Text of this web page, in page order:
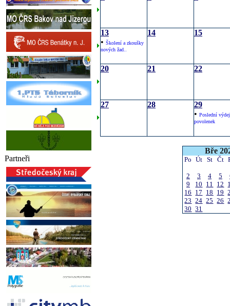
Partneři
13
• Školení a zkoušky
nových žad..
14 15
20 21 22
27 28
29
• Poslední výdej
povolenek
Bře
Po Út St Čt
2 3 4 5
9
10 11 12
16 17 18 19
23 24 25 26
30 31